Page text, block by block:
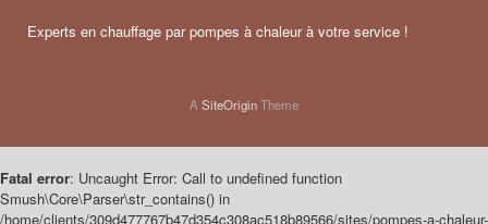
Experts en chauffage par pompes à chaleur à votre service !
ASiteOriginTheme
Fatal error: Uncaught Error: Call to undefined function
Smush\Core\Parser\str_contains() in
/home/clients/309d477767b47d354c308ac518b89566/sites/pompes-a-chaleur-